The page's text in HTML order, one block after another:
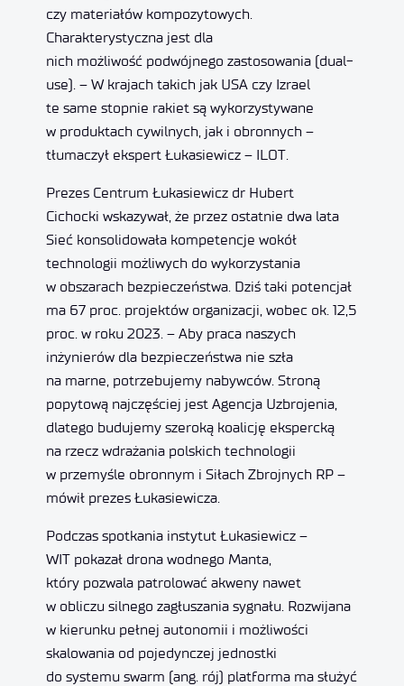
czy materiałów kompozytowych.
Charakterystyczna jest dla
nich możliwość podwójnego zastosowania (dual-
use). – W krajach takich jak USA czy Izrael
te same stopnie rakiet są wykorzystywane
w produktach cywilnych, jak i obronnych –
tłumaczył ekspert Łukasiewicz – ILOT.
Prezes Centrum Łukasiewicz dr Hubert
Cichocki wskazywał, że przez ostatnie dwa lata
Sieć konsolidowała kompetencje wokół
technologii możliwych do wykorzystania
w obszarach bezpieczeństwa. Dziś taki potencjał
ma 67 proc. projektów organizacji, wobec ok. 12,5
proc. w roku 2023. – Aby praca naszych
inżynierów dla bezpieczeństwa nie szła
na marne, potrzebujemy nabywców. Stroną
popytową najczęściej jest Agencja Uzbrojenia,
dlatego budujemy szeroką koalicję ekspercką
na rzecz wdrażania polskich technologii
w przemyśle obronnym i Siłach Zbrojnych RP –
mówił prezes Łukasiewicza.
Podczas spotkania instytut Łukasiewicz –
WIT pokazał drona wodnego Manta,
który pozwala patrolować akweny nawet
w obliczu silnego zagłuszania sygnału. Rozwijana
w kierunku pełnej autonomii i możliwości
skalowania od pojedynczej jednostki
do systemu swarm (ang. rój) platforma ma służyć